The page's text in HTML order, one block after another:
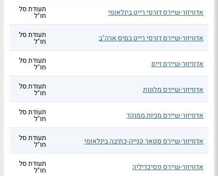
אדוויזור-שיירס דורסי רייט בינלאומי תעודת סל
חו"ל
אדוויזור-שיירס דורסי רייט בסיס ארה"ב תעודת סל
חו"ל
אדוויזור-שיירס וייס תעודת סל
חו"ל
אדוויזור-שיירס מלונות תעודת סל
חו"ל
אדוויזור-שיירס מניות ממוקד תעודת סל
חו"ל
אדוויזור-שיירס סטאר קנייה-כתיבה בינלאומי תעודת סל
חו"ל
אדוויזור-שיירס פסיכדיליה תעודת סל
חו"ל